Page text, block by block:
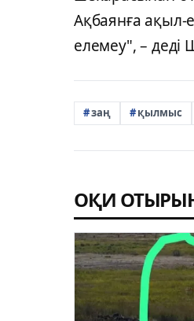
Ақбаянға ақыл-
елемеу", – деді
заң қылмыс
ОҚИ